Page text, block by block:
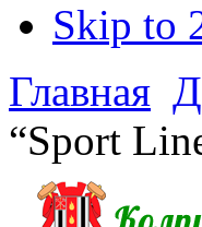
Skip to
Главная
“Sport